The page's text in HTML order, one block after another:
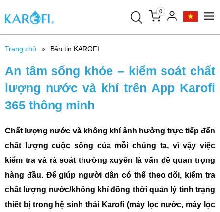
0
Trang chủ Bản tin KAROFI
An tâm sống khỏe – kiểm soát chất
lượng nước và khí trên App Karofi
365 thông minh
Chất lượng nước và không khí ảnh hưởng trực tiếp đến
chất lượng cuộc sống của mỗi chúng ta, vì vậy việc
kiểm tra và rà soát thường xuyên là vấn đề quan trọng
hàng đầu. Để giúp người dân có thể theo dõi, kiểm tra
chất lượng nước/không khí đồng thời quản lý tình trạng
thiết bị trong hệ sinh thái Karofi (máy lọc nước, máy lọc